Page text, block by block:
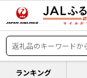
ランキング